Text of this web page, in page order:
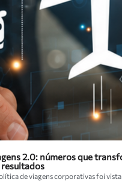
2.0: números que
de viagens corporativas foi